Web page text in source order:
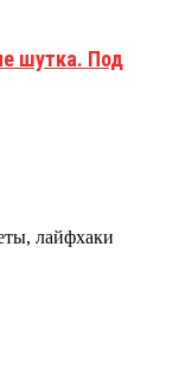
шутка. Под
лайфхаки